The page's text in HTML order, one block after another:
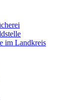
im Landkreis